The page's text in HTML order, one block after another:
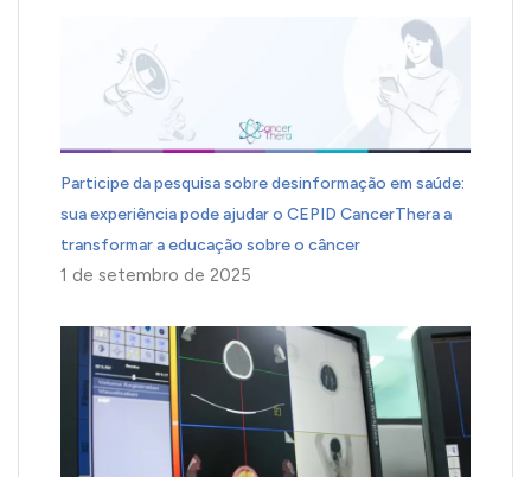
Participe da pesquisa sobre desinformação em saúde:
sua experiência pode ajudar o CEPID CancerThera a
transformar a educação sobre o câncer
1 de setembro de 2025